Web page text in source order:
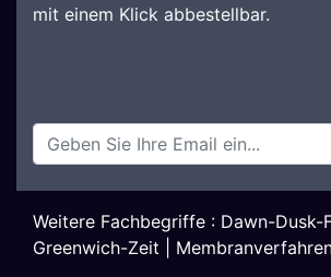
mit einem Klick abbestellbar.
Weitere Fachbegriffe : Dawn-Dusk-
Greenwich-Zeit